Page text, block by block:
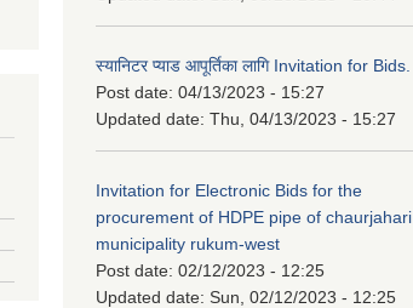
स्यानिटर प्याड आपूर्तिका लागि Invitation for Bids.
Post date: 04/13/2023 - 15:27
Updated date: Thu, 04/13/2023 - 15:27
Invitation for Electronic Bids for the
procurement of HDPE pipe of chaurjahari
municipality rukum-west
Post date: 02/12/2023 - 12:25
Updated date: Sun, 02/12/2023 - 12:25